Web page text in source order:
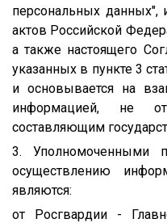
персональных
актов Российской
а также настоящего
указанных в пункте 3
и основывается на
информацией, не
составляющим
3. Уполномоченными
осуществлению
являются:
от Росгвардии -